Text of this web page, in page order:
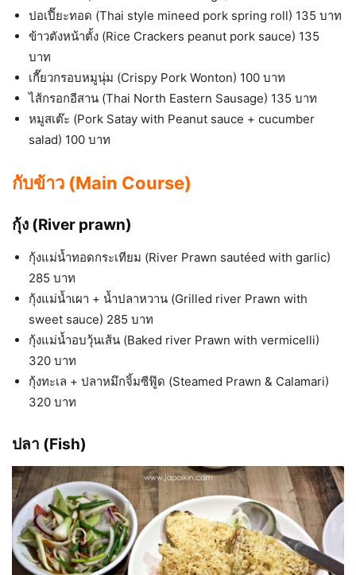
ปอเปี๊ยะทอด (Thai style mineed pork spring roll) 135 บาท
ข้าวตังหน้าตั้ง (Rice Crackers peanut pork sauce) 135
บาท
เกี๊ยวกรอบหมูนุ่ม (Crispy Pork Wonton) 100 บาท
ไส้กรอกอีสาน (Thai North Eastern Sausage) 135 บาท
หมูสเต๊ะ (Pork Satay with Peanut sauce + cucumber
salad) 100 บาท
กับข้าว (Main Course)
กุ้ง (River prawn)
กุ้งแม่น้ำทอดกระเทียม (River Prawn sautéed with garlic)
285 บาท
กุ้งแม่น้ำเผา + น้ำปลาหวาน (Grilled river Prawn with
sweet sauce) 285 บาท
กุ้งแม่น้ำอบวุ้นเส้น (Baked river Prawn with vermicelli)
320 บาท
กุ้งทะเล + ปลาหมึกจิ้มซีฟู๊ด (Steamed Prawn & Calamari)
320 บาท
ปลา (Fish)